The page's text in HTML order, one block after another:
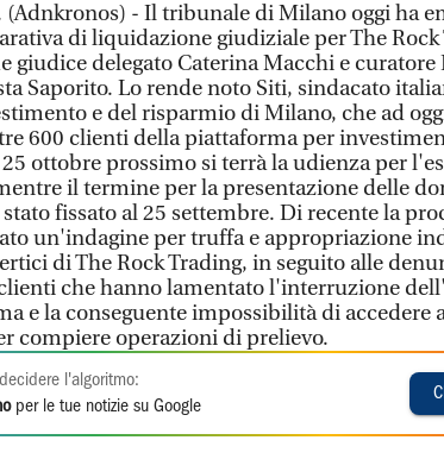
(Adnkronos) - Il tribunale di Milano oggi ha
di liquidazione giudiziale per The Rock
giudice delegato Caterina Macchi e curatore
Saporito. Lo rende noto Siti, sindacato
e del risparmio di Milano, che ad
600 clienti della piattaforma per
ottobre prossimo si terrà la udienza per
il termine per la presentazione delle
fissato al 25 settembre. Di recente la
un'indagine per truffa e appropriazione
di The Rock Trading, in seguito alle
che hanno lamentato l'interruzione
e la conseguente impossibilità di accedere
compiere operazioni di prelievo.
l'algoritmo:
per le tue notizie su Google